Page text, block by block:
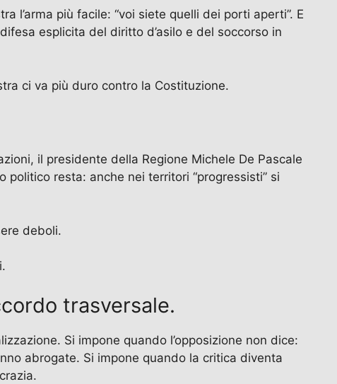
l’arma più facile: “voi siete quelli dei porti aperti”. E
esplicita del diritto d’asilo e del soccorso in
ci va più duro contro la Costituzione.
il presidente della Regione Michele De Pascale
resta: anche nei territori “progressisti” si
deboli.
trasversale.
Si impone quando l’opposizione non dice:
abrogate. Si impone quando la critica diventa